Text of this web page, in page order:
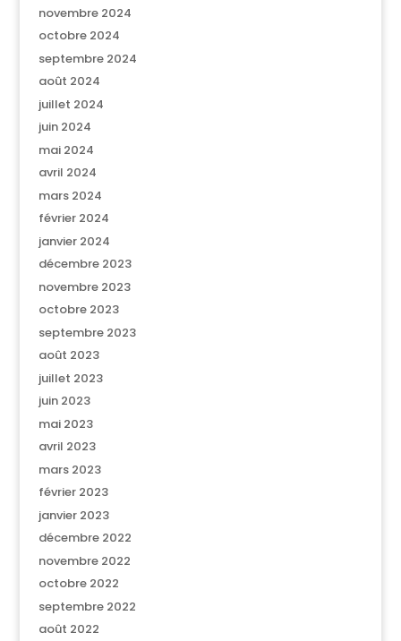
novembre 2024
octobre 2024
septembre 2024
août 2024
juillet 2024
juin 2024
mai 2024
avril 2024
mars 2024
février 2024
janvier 2024
décembre 2023
novembre 2023
octobre 2023
septembre 2023
août 2023
juillet 2023
juin 2023
mai 2023
avril 2023
mars 2023
février 2023
janvier 2023
décembre 2022
novembre 2022
octobre 2022
septembre 2022
août 2022